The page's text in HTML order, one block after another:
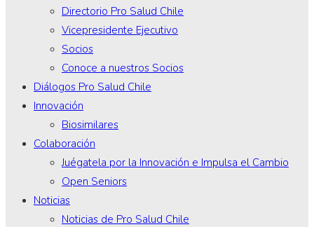
Directorio Pro Salud Chile
Vicepresidente Ejecutivo
Socios
Conoce a nuestros Socios
Diálogos Pro Salud Chile
Innovación
Biosimilares
Colaboración
Juégatela por la Innovación e Impulsa el Cambio
Open Seniors
Noticias
Noticias de Pro Salud Chile